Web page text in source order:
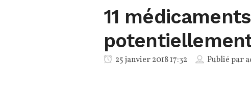
11
25 janvier 2018 17:32 Publié par